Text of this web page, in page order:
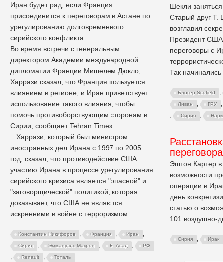
Иран будет рад, если Франция
присоединится к переговорам в Астане по
урегулированию долговременного
сирийского конфликта.
Во время встречи с генеральным
директором Академии международной
дипломатии Франции Мишелем Дюкло,
Харрази сказал, что Франция пользуется
влиянием в регионе, и Иран приветствует
использование такого влияния, чтобы
помочь противоборствующим сторонам в
Сирии, сообщает Tehran Times.
...Харрази, который был министром
иностранных дел Ирана с 1997 по 2005
год, сказал, что противодействие США
участию Ирана в процессе урегулирования
сирийского кризиса является "опасной" и
"заговорщической" политикой, которая
доказывает, что США не являются
искренними в войне с терроризмом.
Константин Никифоров , Франция , Иран ,
Сирия , Эммануэль Макрон , Б. Асад , РФ
, Renault , Тоталь
Шекли
Старый друг Т.
возглавил
Президент США
переговоры с
Так
Блогер Scofield ,
Ливан , ГРУ
,
,
Сирия ,
Эштон Картер
возможности
операции в
день
статью о
101 воздушно-
Сирия , Ирак